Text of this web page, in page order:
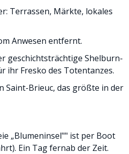
Terrassen, Märkte, lokales
Anwesen entfernt.
geschichtsträchtige Shelburn-
ihr Fresko des Totentanzes.
Saint-Brieuc, das größte in der
„Blumeninsel"" ist per Boot
Ein Tag fernab der Zeit.